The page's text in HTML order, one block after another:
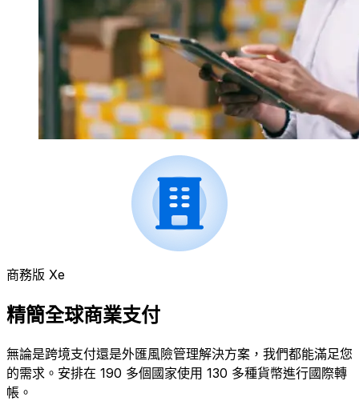
商務版 Xe
精簡全球商業支付
無論是跨境支付還是外匯風險管理解決方案，我們都能滿足您
的需求。安排在 190 多個國家使用 130 多種貨幣進行國際轉
帳。